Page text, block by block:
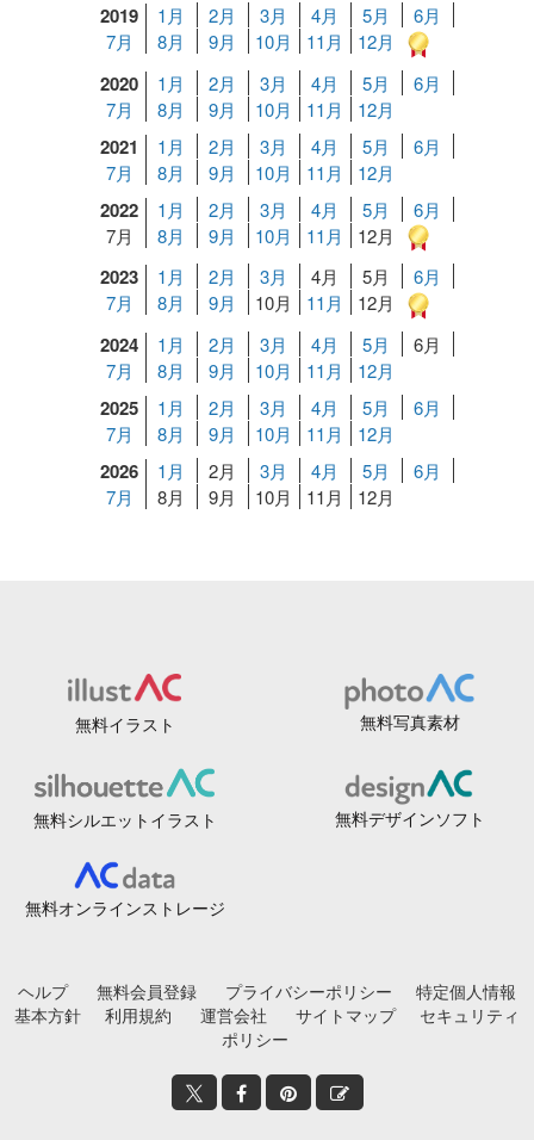
2019 1月 2月 3月 4月 5月
6月
7月
8月 9月 10月 11月 12月
2020 1月 2月 3月 4月 5月
6月
7月
8月 9月 10月 11月 12月
2021 1月 2月 3月 4月 5月
6月
7月
8月 9月 10月 11月 12月
2022 1月 2月 3月 4月 5月
6月
7月
8月 9月 10月 11月 12月
2023 1月 2月 3月 4月 5月
6月
7月
8月 9月 10月 11月 12月
2024 1月 2月 3月 4月 5月
6月
7月
8月 9月 10月 11月 12月
2025 1月 2月 3月 4月 5月
6月
7月
8月 9月 10月 11月 12月
2026 1月 2月 3月 4月 5月
6月
7月
8月 9月 10月 11月 12月
無料イラスト 無料写真素材
無料シルエットイラスト 無料デザインソフト
無料オンラインストレージ
ヘルプ 無料会員登録 プライバシーポリシー
特定個人情報
基本方針
利用規約 運営会社 サイトマップ
セキュリティ
ポリシー